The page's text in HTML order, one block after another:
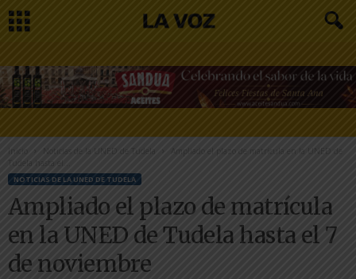
Inicio Noticias de la UNED de Tudela
Ampliado el plazo de matrícula en la UNED de
Tudela hasta el...
NOTICIAS DE LA UNED DE TUDELA
Ampliado el plazo de matrícula
en la UNED de Tudela hasta el 7
de noviembre